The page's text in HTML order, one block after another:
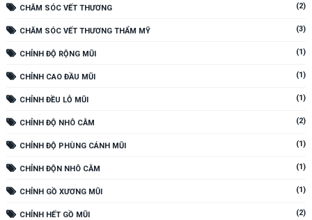
CHĂM SÓC VẾT THƯƠNG (2)
CHĂM SÓC VẾT THƯƠNG THẨM MỸ (3)
CHỈNH ĐỘ RỘNG MŨI (1)
CHỈNH CAO ĐẦU MŨI (1)
CHỈNH ĐỀU LỖ MŨI (1)
CHỈNH ĐỘ NHÔ CẰM (2)
CHỈNH ĐỘ PHÙNG CÁNH MŨI (1)
CHỈNH ĐỘN NHÔ CẰM (1)
CHỈNH GỒ XƯƠNG MŨI (1)
CHỈNH HẾT GỒ MŨI (2)